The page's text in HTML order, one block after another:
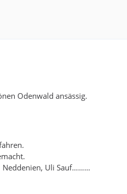
Odenwald ansässig.
Neddenien, Uli Sauf………